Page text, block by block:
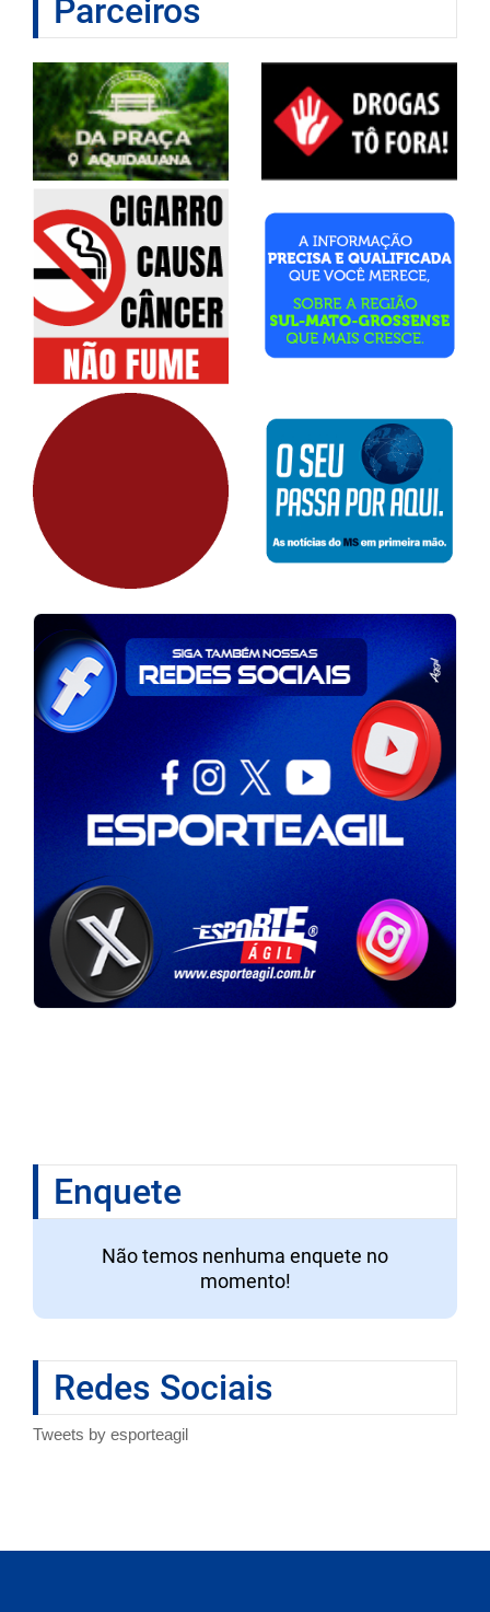
Parceiros
Enquete
Não temos nenhuma enquete no
momento!
Redes Sociais
Tweets by esporteagil